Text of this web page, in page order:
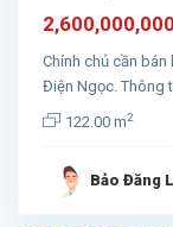
Chính chủ cần
Điện Ngọc. Thông
122.00 m2
Bảo Đăng